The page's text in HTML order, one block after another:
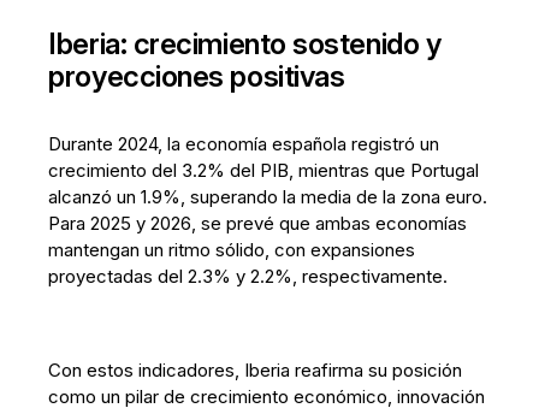
Iberia: crecimiento sostenido y
proyecciones positivas
Durante 2024, la economía española registró un
crecimiento del 3.2% del PIB, mientras que Portugal
alcanzó un 1.9%, superando la media de la zona euro.
Para 2025 y 2026, se prevé que ambas economías
mantengan un ritmo sólido, con expansiones
proyectadas del 2.3% y 2.2%, respectivamente.
Con estos indicadores, Iberia reafirma su posición
como un pilar de crecimiento económico, innovación